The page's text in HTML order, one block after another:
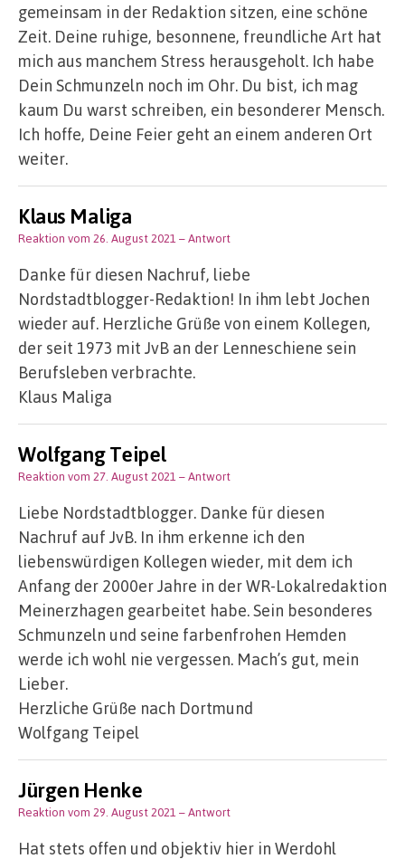
gemeinsam in der Redaktion sitzen, eine schöne
Zeit. Deine ruhige, besonnene, freundliche Art hat
mich aus manchem Stress herausgeholt. Ich habe
Dein Schmunzeln noch im Ohr. Du bist, ich mag
kaum Du warst schreiben, ein besonderer Mensch.
Ich hoffe, Deine Feier geht an einem anderen Ort
weiter.
Klaus Maliga
Reaktion vom 26. August 2021 – Antwort
Danke für diesen Nachruf, liebe
Nordstadtblogger-Redaktion! In ihm lebt Jochen
wieder auf. Herzliche Grüße von einem Kollegen,
der seit 1973 mit JvB an der Lenneschiene sein
Berufsleben verbrachte.
Klaus Maliga
Wolfgang Teipel
Reaktion vom 27. August 2021 – Antwort
Liebe Nordstadtblogger. Danke für diesen
Nachruf auf JvB. In ihm erkenne ich den
liebenswürdigen Kollegen wieder, mit dem ich
Anfang der 2000er Jahre in der WR-Lokalredaktion
Meinerzhagen gearbeitet habe. Sein besonderes
Schmunzeln und seine farbenfrohen Hemden
werde ich wohl nie vergessen. Mach’s gut, mein
Lieber.
Herzliche Grüße nach Dortmund
Wolfgang Teipel
Jürgen Henke
Reaktion vom 29. August 2021 – Antwort
Hat stets offen und objektiv hier in Werdohl